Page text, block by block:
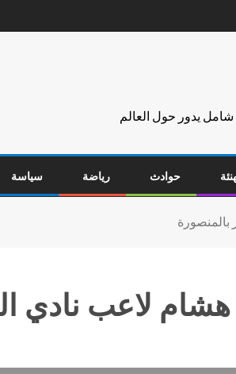
يدور حول العالم
حوادث رياضة سياسة
بالمنصورة
لاعب نادي